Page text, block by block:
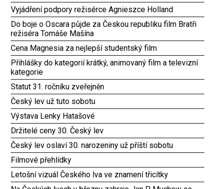
Vyjádření podpory režisérce Agnieszce Holland
Do boje o Oscara půjde za Českou republiku film Bratři
režiséra Tomáše Mašína
Cena Magnesia za nejlepší studentský film
Přihlášky do kategorií krátký, animovaný film a televizní
kategorie
Statut 31. ročníku zveřejněn
Český lev už tuto sobotu
Výstava Lenky Hatašové
Držitelé ceny 30. Český lev
Český lev oslaví 30. narozeniny už příští sobotu
Filmové přehlídky
Letošní vizuál Českého lva ve znamení třicítky